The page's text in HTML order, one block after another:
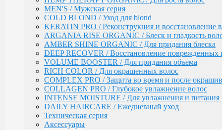
PINK DREAM / Линия тонирующих средств для
L&P SYSTEM / Липидная система глубокого
НАБОРЫ
Anti-Yellow / Для нейтрализации жёлтых оттенков
Salon Beauty / Уход для увлажнения, питания и
Ultimate Care / Уход для окрашенных, поврежденных
Basic Line / Салонная линия по уходу за волосами
Bionika / Комплексный уход для волос и кожи головы
BIONIKA - От корней до кончиков
BIONIKA - Питание и блеск
BIONIKA - Плотность волос
BIONIKA - Против выпадения волос
BIONIKA - Реконструктор
BIONIKA - Экстра увлажнение
MEN'S / Мужская серия
COLD BLOND / Уход для blond
KERATIN PRO / Реконструкция и восстановление
ARGANIA RISE ORGANIC / Блеск и гладкость
AMBER SHINE ORGANIC / Для придания блеска
DEEP RECOVER / Восстановление поврежденных
VOLUME BOOSTER / Для придания объема
RICH COLOR / Для окрашенных волос
COMPLEX PRO / Защита во время и после
COLLAGEN PRO / Глубокое увлажнение волос
INTENSE MOISTURE / Для увлажнения и питания
DAILY HAIRCARE / Ежедневный уход
Техническая серия
Аксессуары